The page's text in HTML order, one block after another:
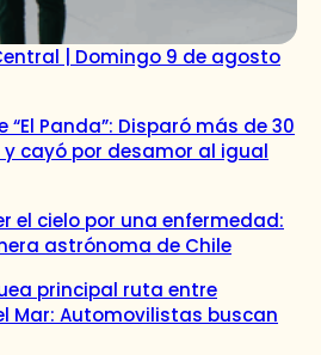
| Domingo 9 de agosto
“El Panda”: Disparó más de 30
cayó por desamor al igual
el cielo por una enfermedad:
astrónoma de Chile
principal ruta entre
Mar: Automovilistas buscan